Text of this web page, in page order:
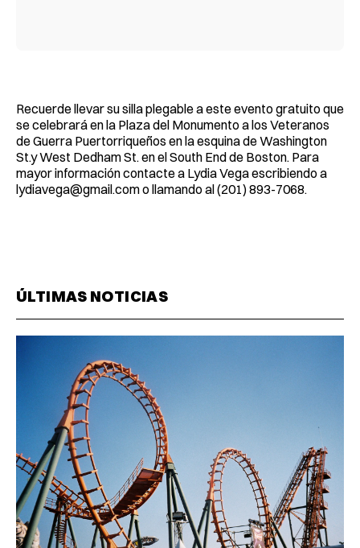
Recuerde llevar su silla plegable a este evento gratuito que
se celebrará en la Plaza del Monumento a los Veteranos
de Guerra Puertorriqueños en la esquina de Washington
St.y West Dedham St. en el South End de Boston. Para
mayor información contacte a Lydia Vega escribiendo a
lydiavega@gmail.como llamando al (201) 893-7068.
ÚLTIMAS NOTICIAS